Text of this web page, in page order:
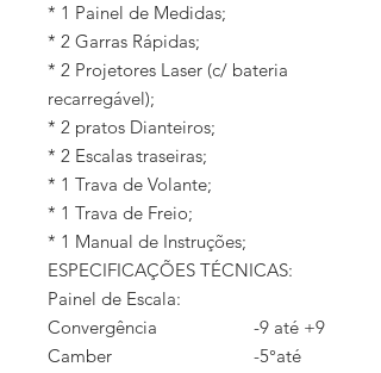
* 1 Painel de Medidas;
* 2 Garras Rápidas;
* 2 Projetores Laser (c/ bateria
recarregável);
* 2 pratos Dianteiros;
* 2 Escalas traseiras;
* 1 Trava de Volante;
* 1 Trava de Freio;
* 1 Manual de Instruções;
ESPECIFICAÇÕES TÉCNICAS:
Painel de Escala:
Convergência
-9 até +9
Camber
-5°até